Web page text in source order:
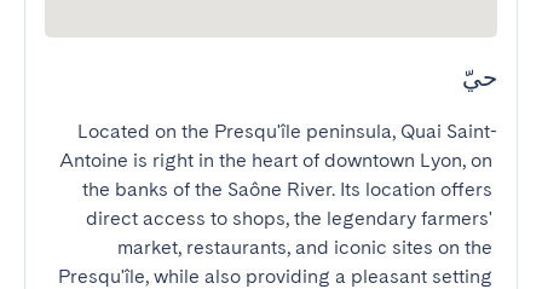
حيّ
Located on the Presqu'île peninsula, Quai Saint-
Antoine is right in the heart of downtown Lyon, on
the banks of the Saône River. Its location offers
direct access to shops, the legendary farmers'
market, restaurants, and iconic sites on the
Presqu'île, while also providing a pleasant setting